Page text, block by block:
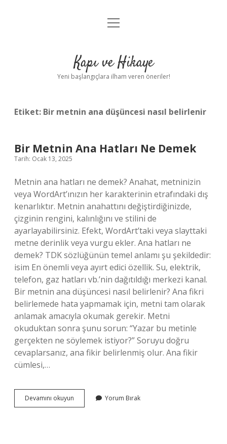
Anasayfa
Yasal Uyarı
menüyü
Kapı ve Hikaye
Yeni başlangıçlara ilham veren öneriler!
Etiket: Bir metnin ana düşüncesi nasıl belirlenir
Bir Metnin Ana Hatları Ne Demek
Tarih: Ocak 13, 2025
Metnin ana hatları ne demek? Anahat, metninizin
veya WordArt’ınızın her karakterinin etrafındaki dış
kenarlıktır. Metnin anahattını değiştirdiğinizde,
çizginin rengini, kalınlığını ve stilini de
ayarlayabilirsiniz. Efekt, WordArt’taki veya slayttaki
metne derinlik veya vurgu ekler. Ana hatları ne
demek? TDK sözlüğünün temel anlamı şu şekildedir:
isim En önemli veya ayırt edici özellik. Su, elektrik,
telefon, gaz hatları vb.’nin dağıtıldığı merkezi kanal.
Bir metnin ana düşüncesi nasıl belirlenir? Ana fikri
belirlemede hata yapmamak için, metni tam olarak
anlamak amacıyla okumak gerekir. Metni
okuduktan sonra şunu sorun: “Yazar bu metinle
gerçekten ne söylemek istiyor?” Soruyu doğru
cevaplarsanız, ana fikir belirlenmiş olur. Ana fikir
cümlesi,…
Devamını okuyun
Metnin
Yorum Bırak